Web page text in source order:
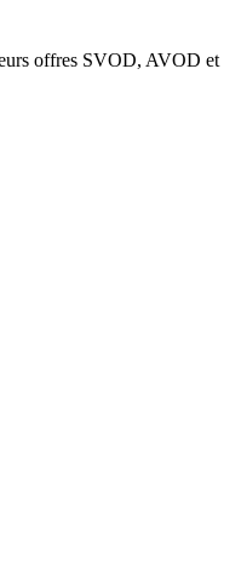
offres SVOD, AVOD et